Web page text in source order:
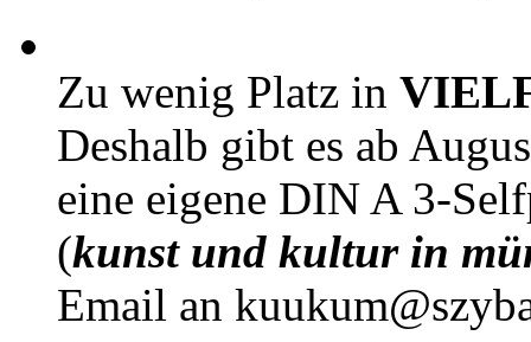
Zu wenig Platz in
Deshalb gibt es ab
eine eigene DIN A 3-
(kunst und kultur in
Email an